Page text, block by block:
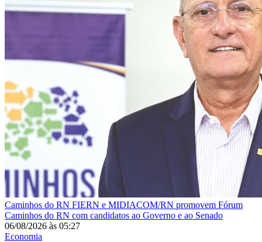
Caminhos do RN FIERN e MIDIACOM/RN promovem Fórum
Caminhos do RN com candidatos ao Governo e ao Senado
06/08/2026 às 05:27
Economia